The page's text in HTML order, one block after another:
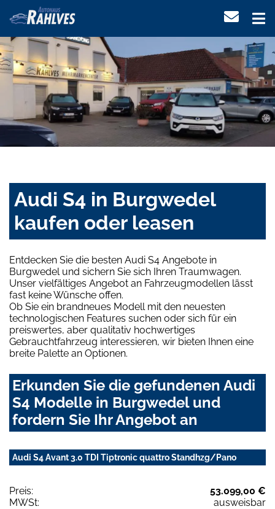
Audi S4 in Burgwedel
kaufen oder leasen
Entdecken Sie die besten Audi S4 Angebote in
Burgwedel und sichern Sie sich Ihren Traumwagen.
Unser vielfältiges Angebot an Fahrzeugmodellen lässt
fast keine Wünsche offen.
Ob Sie ein brandneues Modell mit den neuesten
technologischen Features suchen oder sich für ein
preiswertes, aber qualitativ hochwertiges
Gebrauchtfahrzeug interessieren, wir bieten Ihnen eine
breite Palette an Optionen.
Erkunden Sie die gefundenen Audi
S4 Modelle in Burgwedel und
fordern Sie Ihr Angebot an
Audi S4 Avant 3.0 TDI Tiptronic quattro Standhzg/Pano
Preis:
53.099,00 €
MWSt:
ausweisbar